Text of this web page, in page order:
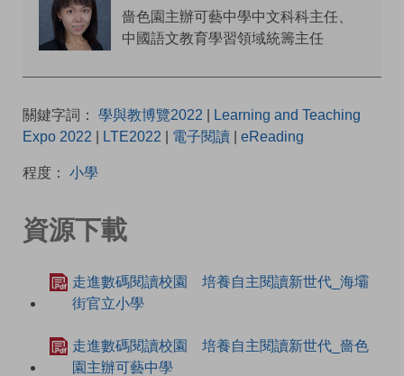
嗇色園主辦可藝中學中文科科主任、
中國語文教育學習領域統籌主任
關鍵字詞： 學與教博覽2022
Learning and Teaching
Expo 2022
LTE2022 電子閱讀 eReading
程度： 小學
資源下載
走進數碼閱讀校園 培養自主閱讀新世代_海壩
街官立小學
走進數碼閱讀校園 培養自主閱讀新世代_嗇色
園主辦可藝中學